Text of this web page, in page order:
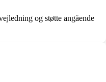
og støtte angående